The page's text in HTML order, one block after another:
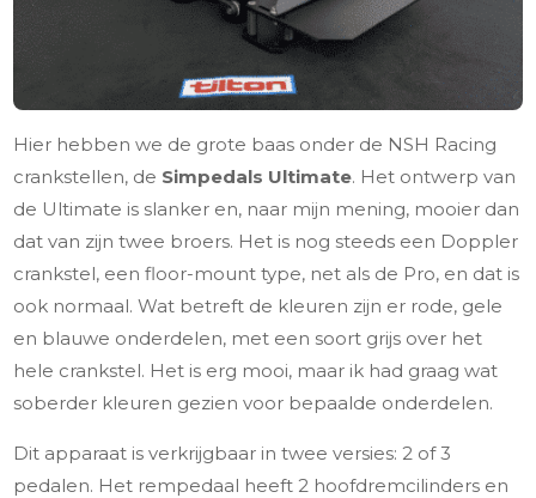
Hier hebben we de grote baas onder de NSH Racing
crankstellen, de Simpedals Ultimate. Het ontwerp van
de Ultimate is slanker en, naar mijn mening, mooier dan
dat van zijn twee broers. Het is nog steeds een Doppler
crankstel, een floor-mount type, net als de Pro, en dat is
ook normaal. Wat betreft de kleuren zijn er rode, gele
en blauwe onderdelen, met een soort grijs over het
hele crankstel. Het is erg mooi, maar ik had graag wat
soberder kleuren gezien voor bepaalde onderdelen.
Dit apparaat is verkrijgbaar in twee versies: 2 of 3
pedalen. Het rempedaal heeft 2 hoofdremcilinders en